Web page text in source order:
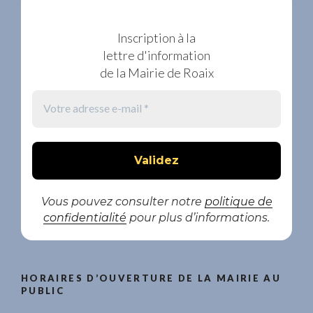
Inscription à la
lettre d'information
de la Mairie de Roaix
Vous pouvez consulter notre politique de
confidentialité pour plus d’informations.
HORAIRES D’OUVERTURE DE LA MAIRIE AU
PUBLIC